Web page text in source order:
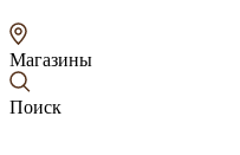
Магазины
Поиск